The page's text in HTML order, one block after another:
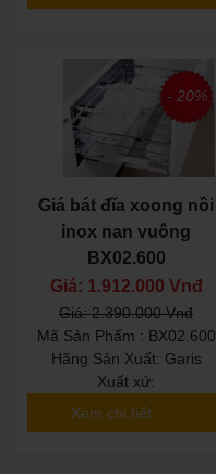
- 20%
Giá bát đĩa xoong nồi
inox nan vuông
BX02.600
Giá: 1.912.000 Vnđ
Giá: 2.390.000 Vnđ
Mã Sản Phẩm : BX02.600
Hãng Sản Xuất: Garis
Xuất xứ:
Xem chi tiết